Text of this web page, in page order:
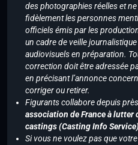
des photographies réelles et
fidèlement les personnes
officiels émis par les
un cadre de veille
audiovisuels en préparation.
correction doit être adressée
en précisant l’annonce
corriger ou retirer.
Figurants collabore depuis
association de France à lutter
castings (Casting Info Service)
Si vous ne voulez pas que